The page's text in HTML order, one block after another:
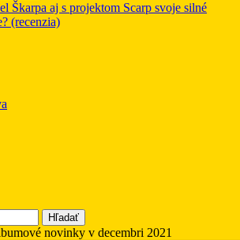
Škarpa aj s projektom Scarp svoje silné
(recenzia)
Hľadať
novinky v decembri 2021